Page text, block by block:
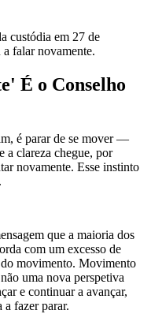
custódia em 27 de
falar novamente.
É o Conselho
é parar de se mover —
a clareza chegue, por
novamente. Esse instinto
que a maioria dos
com um excesso de
movimento. Movimento
uma nova perspetiva
e continuar a avançar,
a fazer parar.